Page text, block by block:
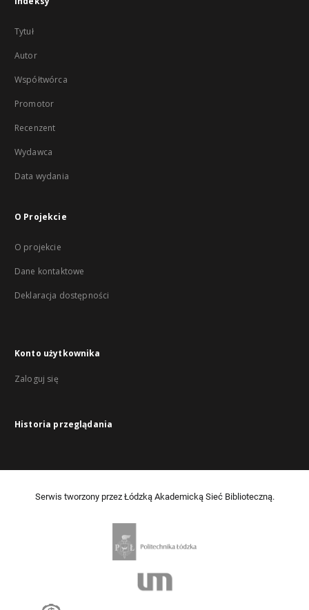
Tytuł
Autor
Współtwórca
Promotor
Recenzent
Wydawca
Data wydania
O Projekcie
O projekcie
Dane kontaktowe
Deklaracja dostępności
Konto użytkownika
Zaloguj się
Historia przeglądania
Serwis tworzony przez Łódzką Akademicką Sieć Biblioteczną.